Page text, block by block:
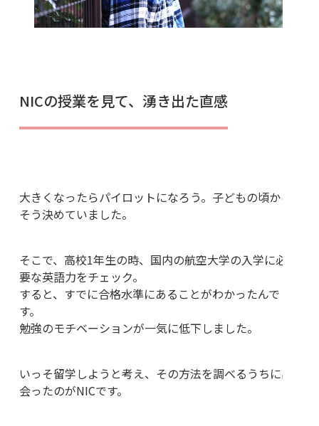
NICの授業を見て、湧き出た直感
大きくなったらパイロットになろう。子どもの頃から
そう決めていました。
そこで、高校1年生の時、国内の航空大学の入学に必
要な英語力をチェック。
すると、すでに合格水準にあることがわかったんで
す。
勉強のモチベーションが一気に低下しました。
いっそ留学しようと考え、その方法を調べるうちに出
会ったのがNICです。